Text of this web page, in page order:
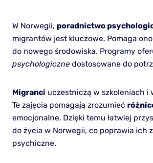
W Norwegii, poradnictwo
migrantów jest kluczowe. Pomaga
do nowego środowiska. Programy
psychologicznedostosowane do
Migranci uczestniczą w szkoleniach i
Te zajęcia pomagają zrozumieć
emocjonalne. Dzięki temu łatwiej
do życia w Norwegii, co poprawia ich
psychiczne.